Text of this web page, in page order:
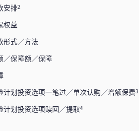
安排2
权益
形式／方法
／保障额／保障
计划投资选项一笔过／单次认购／增额保费3
计划投资选项赎回／提取4